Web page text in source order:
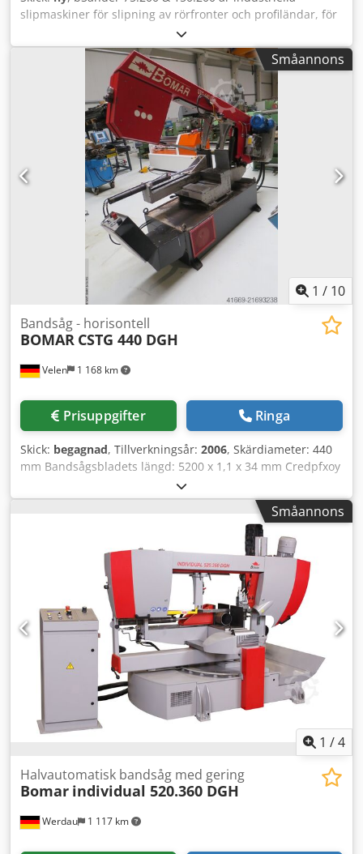
Ahoctgkzjgerf
slipmaskiner för slipning av rörfronter och profiländar, för
kant- och planslipning på anläggningens övre yta. bSander
150.200: Bandmått: 150 x 2000 mm Bandhastighet: 29 m/s
Drivenhet: 4,0 kW // 3x400 V // 50 Hz Mått (L x B x H): 700 x
530 x 1130 mm Vikt: 90 kg ---900€ netto till slutet av vecka
15--- bSander 75.200: Bandmått: 2000 x 75 mm
Bandhastighet: 29 m/s Drivenhet: 3,0 kW // 3x400 V // 50 Hz
Mått (L x B x H): 700 x 490 x 1130 mm Vikt: 72 kg Crjdpsd Dp
Aaefx Ahgef Pris på förfrågan
Småannons
1 / 10
Velen 1 168 km
Bandsåg - horisontell
BOMAR CSTG 440 DGH
Prisuppgifter Ringa
Skick: begagnad, Tillverkningsår: 2006, Skärdiameter: 440
mm Bandsågsbladets längd: 5200 x 1,1 x 34 mm Credpfxoy
Aa H Ae Ahgsf Skärbredd: 610 x 440 mm Totalt effektbehov:
3,7 kW Maskinvikt ca: 0,8 t Platsbehov ca: 2,7 x 1,55 x 1,5 m
Horisontell bandsåg - Kylmedelsanordning - Nödstopp
Småannons
1 /4
Werdau 1 117 km
Halvautomatisk bandsåg med gering
Bomar individual 520.360 DGH